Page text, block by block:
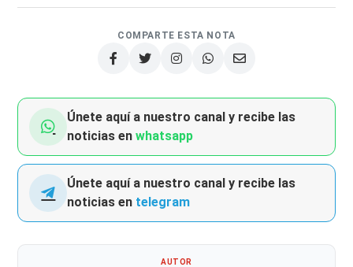
COMPARTE ESTA NOTA
Únete aquí a nuestro canal y recibe las
noticias enwhatsapp
Únete aquí a nuestro canal y recibe las
noticias en telegram
AUTOR